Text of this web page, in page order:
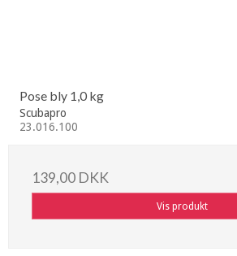
Pose bly 1,0 kg
Scubapro
23.016.100
139,00 DKK
Vis produkt